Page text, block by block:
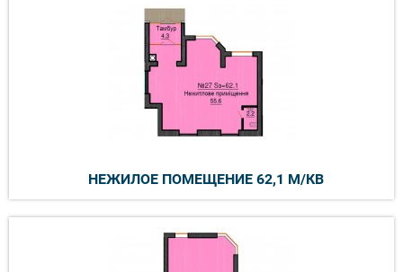
НЕЖИЛОЕ ПОМЕЩЕНИЕ 62,1 М/КВ